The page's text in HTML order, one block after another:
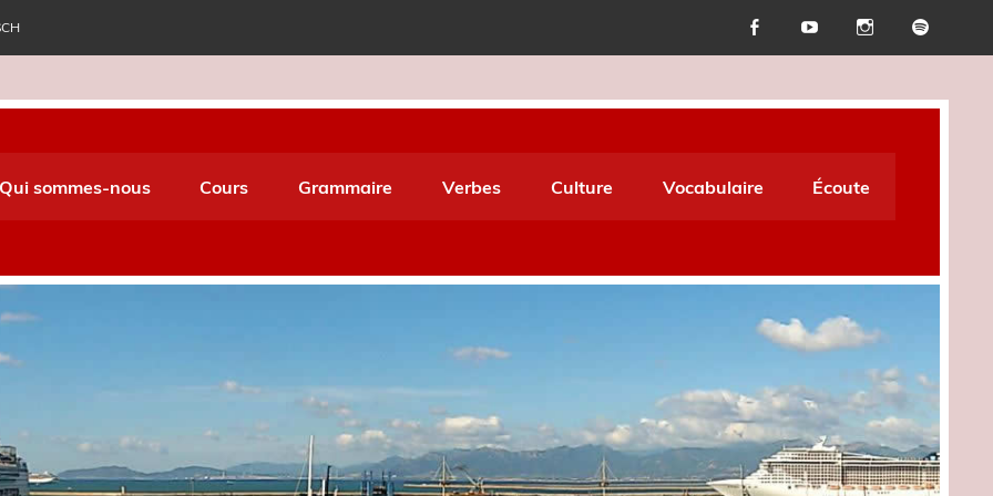
World Italiano
Qui sommes-nous Cours Grammaire Verbes Culture Vocabulaire Écoute